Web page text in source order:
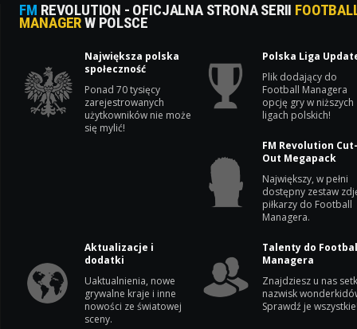
FM REVOLUTION - OFICJALNA STRONA SERII
MANAGERW POLSCE
Największa polska
społeczność
Ponad 70 tysięcy
zarejestrowanych
użytkowników nie może
się mylić!
Polska Liga
Plik dodający do
Football Managera
opcję gry w niższych
ligach polskich!
FM Revolution
Out Megapack
Największy, w pełni
dostępny zestaw
piłkarzy do Football
Managera.
Aktualizacje i
dodatki
Uaktualnienia, nowe
grywalne kraje i inne
nowości ze światowej
sceny.
Talenty do
Managera
Znajdziesz u nas
nazwisk
Sprawdź je